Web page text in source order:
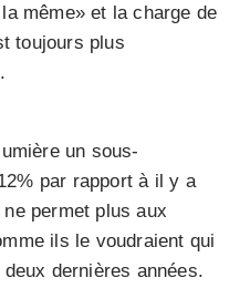
même» et la charge de
toujours plus
un sous-
par rapport à il y a
permet plus aux
ils le voudraient qui
dernières années.